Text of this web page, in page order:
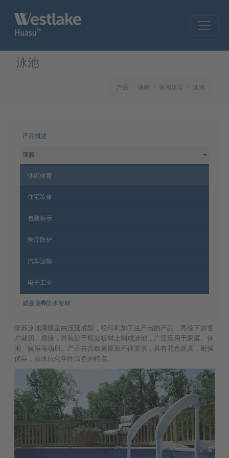
泳池
产品 薄膜 休闲体育 泳池
产品概述
薄膜
休闲体育
住宅装修
包装标示
医疗防护
汽车运输
电子工业
威曼瑞®防水卷材
华苏泳池薄膜是由压延成型，经印刷加工生产出的产品，再经下游客
户裁切、熔接，并装贴于框架板材上制成泳池，广泛应用于家庭、休
闲、娱乐等场所。产品符合欧美最新环保要求，具有花色逼真，耐候
优异，防水抗化学性出色的特点。